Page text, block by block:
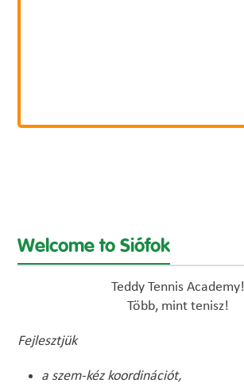
Siófok
Teddy Tennis Academy!
Több, mint tenisz!
Fejlesztjük
a szem-kéz koordinációt,